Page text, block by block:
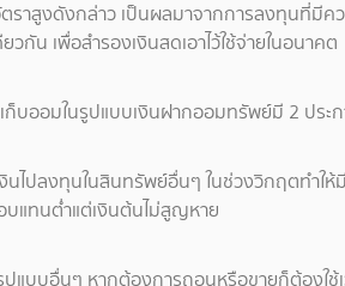
าสูงดังกล่าว เป็นผลมาจากการลงทุนที่มีคว
กัน เพื่อสำรองเงินสดเอาไว้ใช้จ่ายในอนาคต
บออมในรูปแบบเงินฝากออมทรัพย์มี 2 ประก
งินไปลงทุนในสินทรัพย์อื่นๆ ในช่วงวิกฤตทำ
แทนต่ำแต่เงินต้นไม่สูญหาย
ปแบบอื่นๆ หากต้องการถอนหรือขายก็ต้องใ